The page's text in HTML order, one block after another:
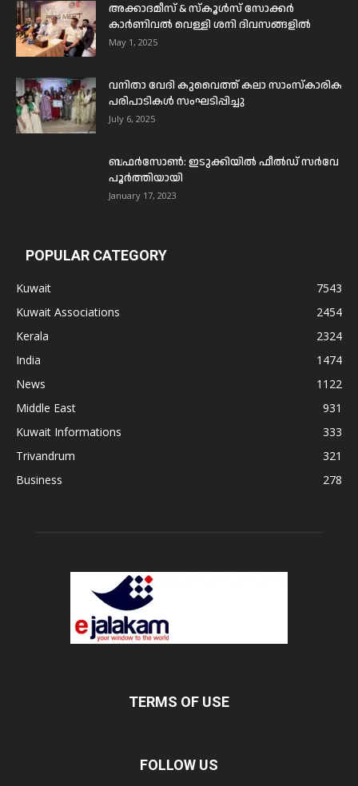
അക്കാദമീസ് & സ്കൂൾസ് സോക്കർ
കാർണിവൽ വെള്ളി ശനി ദിവസങ്ങളിൽ
May 1, 2025
വനിതാ വേദി കുവൈത്ത് കലാ സാംസ്കാരിക
പരിപാടികൾ സംഘടിപ്പിച്ചു
July 6, 2025
ബഫര്‍സോണ്‍: ഇടുക്കിയില്‍ ഫീല്‍ഡ് സര്‍വേ
പൂര്‍ത്തിയായി
January 17, 2023
POPULAR CATEGORY
Kuwait
7543
Kuwait Associations
2454
Kerala
2324
India
1474
News
1122
Middle East
931
Kuwait Informations
333
Trivandrum
321
Business
278
TERMS OF USE
FOLLOW US